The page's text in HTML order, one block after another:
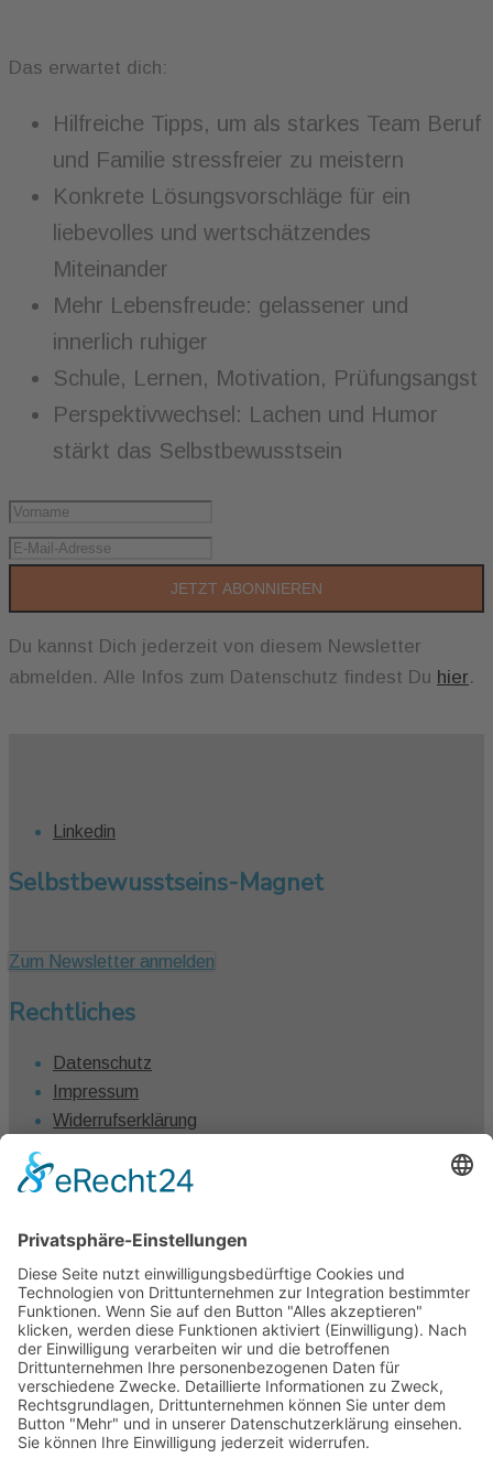
Das erwartet dich:
Hilfreiche Tipps, um als starkes Team Beruf
und Familie stressfreier zu meistern
Konkrete Lösungsvorschläge für ein
liebevolles und wertschätzendes
Miteinander
Mehr Lebensfreude: gelassener und
innerlich ruhiger
Schule, Lernen, Motivation, Prüfungsangst
Perspektivwechsel: Lachen und Humor
stärkt das Selbstbewusstsein
JETZT ABONNIEREN
Du kannst Dich jederzeit von diesem Newsletter
abmelden. Alle Infos zum Datenschutz findest Du hier.
Linkedin
Selbstbewusstseins-Magnet
Zum Newsletter anmelden
Rechtliches
Datenschutz
Impressum
Widerrufserklärung
Vertrag widerrufen
Kontakt
Claudia Winkel
0431 – 1280 7461
info@claudiawinkel.com
Kiel